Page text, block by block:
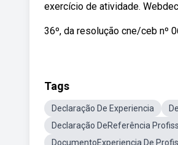
exercício de atividade.
36º, da resolução cne/ceb nº
Tags
Declaração De Experiencia
Declaração DeReferência
DocumentoExperiencia De